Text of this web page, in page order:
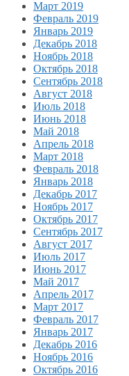
Март 2019
Февраль 2019
Январь 2019
Декабрь 2018
Ноябрь 2018
Октябрь 2018
Сентябрь 2018
Август 2018
Июль 2018
Июнь 2018
Май 2018
Апрель 2018
Март 2018
Февраль 2018
Январь 2018
Декабрь 2017
Ноябрь 2017
Октябрь 2017
Сентябрь 2017
Август 2017
Июль 2017
Июнь 2017
Май 2017
Апрель 2017
Март 2017
Февраль 2017
Январь 2017
Декабрь 2016
Ноябрь 2016
Октябрь 2016